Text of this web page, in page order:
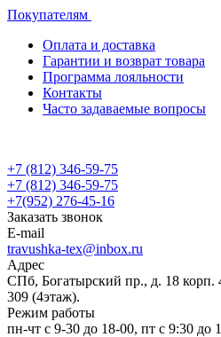
Покупателям
Оплата и доставка
Гарантии и возврат товара
Программа лояльности
Контакты
Часто задаваемые вопросы
+7 (812) 346-59-75
+7 (812) 346-59-75
+7(952) 276-45-16
Заказать звонок
E-mail
travushka-tex@inbox.ru
Адрес
СПб, Богатырский пр., д. 18
309 (4этаж).
Режим работы
пн-чт с 9-30 до 18-00, пт с 9:30 до